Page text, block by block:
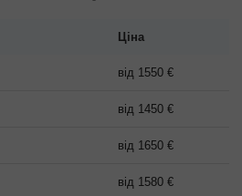
Ціна
від 1550 €
від 1450 €
від 1650 €
від 1580 €